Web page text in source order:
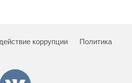
коррупции
Политика